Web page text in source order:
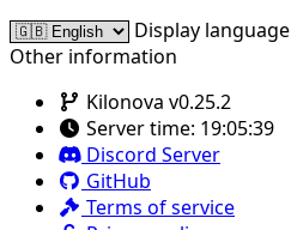
Display language
Other information
Kilonova v0.25.2
Server time: 19:05:39
Discord Server
GitHub
Terms of service